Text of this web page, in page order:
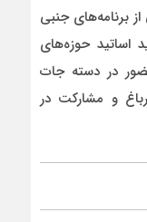
برنامه‌های جنبی
اساتید حوزه‌های
در دسته جات
و مشارکت در